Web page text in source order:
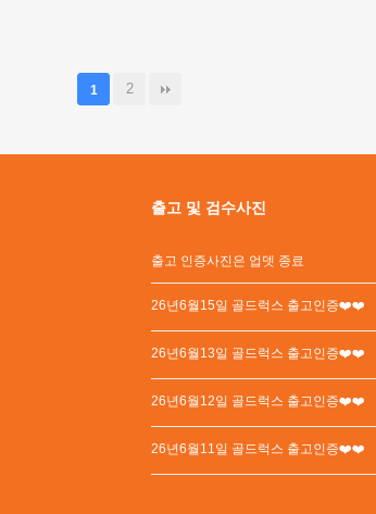
1 2
출고 및 검수사진
출고 인증사진은 업뎃 종료
26년6월15일 골드럭스 출고인증❤️❤️
26년6월13일 골드럭스 출고인증❤️❤️
26년6월12일 골드럭스 출고인증❤️❤️
26년6월11일 골드럭스 출고인증❤️❤️